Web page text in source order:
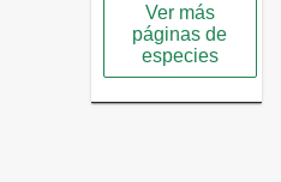
Ver más
páginas de
especies